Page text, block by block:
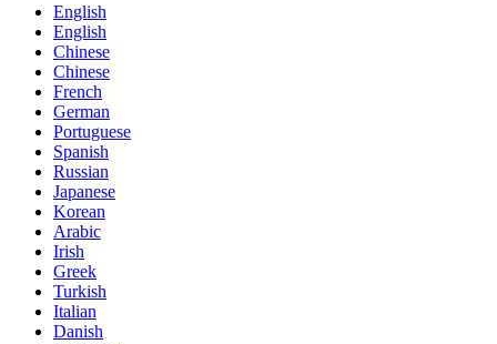
English
English
Chinese
Chinese
French
German
Portuguese
Spanish
Russian
Japanese
Korean
Arabic
Irish
Greek
Turkish
Italian
Danish